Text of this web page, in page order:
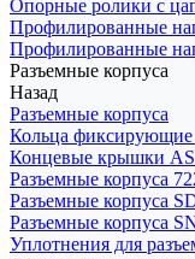
Опорные ролики с
Профилированные
Профилированные
Разъемные корпуса
Назад
Разъемные корпуса
Кольца фиксирующие
Концевые крышки
Разъемные корпуса
Разъемные корпуса
Разъемные корпуса
Уплотнения для